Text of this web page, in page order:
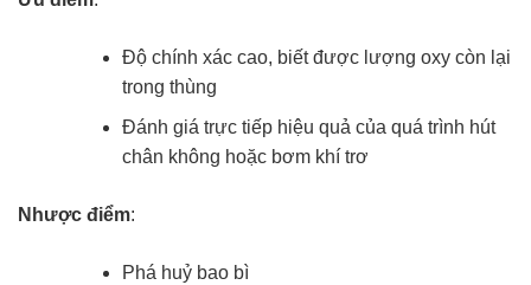
Độ chính xác cao, biết được lượng oxy còn lại
trong thùng
Đánh giá trực tiếp hiệu quả của quá trình hút
chân không hoặc bơm khí trơ
Nhược điểm:
Phá huỷ bao bì